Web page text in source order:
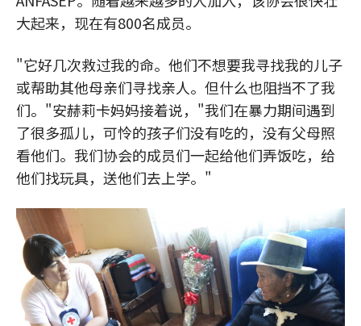
大起来，现在有800名成员。
"它好几次救过我的命。他们不想要我寻找我的儿子
或帮助其他母亲们寻找亲人。但什么也阻挡不了我
们。"安赫莉卡妈妈接着说，"我们在暴力期间遇到
了很多孤儿，可怜的孩子们没有吃的，没有父母照
看他们。我们协会的成员们一起给他们弄饭吃，给
他们找玩具，送他们去上学。"